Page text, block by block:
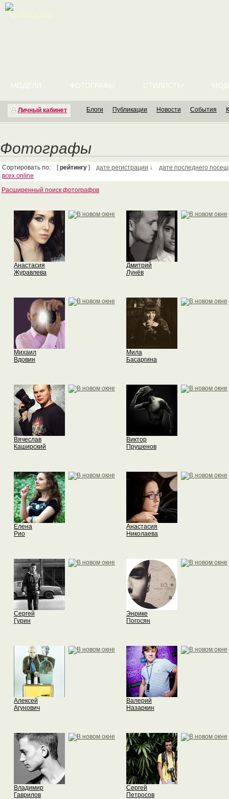
Личный кабинет
МОДЕЛИ ФОТОГРАФЫ СТИЛИСТЫ
Блоги Публикации Новости События
Фотографы
Сортировать по: [рейтингу ] дате регистрации ↓ дате последнего
всех online
Расширенный поиск фотографов
Анастасия
Журавлева
Дмитрий
Лунёв
Михаил
Вдовин
Мила
Басаргина
Вячеслав
Каширский
Виктор
Прушенов
Елена
Рио
Анастасия
Николаева
Сергей
Гурин
Энрике
Погосян
Алексей
Агунович
Валерий
Назаркин
Владимир
Гаврилов
Сергей
Петросов